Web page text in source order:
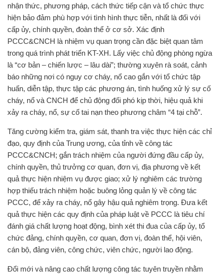
nhận thức, phương pháp, cách thức tiếp cận và tổ chức thực
hiện bảo đảm phù hợp với tình hình thực tiễn, nhất là đối với
cấp ủy, chính quyền, đoàn thể ở cơ sở. Xác định
PCCC&CNCH là nhiệm vụ quan trọng cần đặc biệt quan tâm
trong quá trình phát triển KT-XH. Lấy việc chủ động phòng ngừa
là “cơ bản – chiến lược – lâu dài”; thường xuyên rà soát, cảnh
báo những nơi có nguy cơ cháy, nổ cao gắn với tổ chức tập
huấn, diễn tập, thực tập các phương án, tình huống xử lý sự cố
cháy, nổ và CNCH để chủ động đối phó kịp thời, hiệu quả khi
xảy ra cháy, nổ, sự cố tai nạn theo phương châm “4 tại chỗ”.
Tăng cường kiểm tra, giám sát, thanh tra việc thực hiện các chỉ
đạo, quy định của Trung ương, của tỉnh về công tác
PCCC&CNCH; gắn trách nhiệm của người đứng đầu cấp ủy,
chính quyền, thủ trưởng cơ quan, đơn vị, địa phương về kết
quả thực hiện nhiệm vụ được giao; xử lý nghiêm các trường
hợp thiếu trách nhiệm hoặc buông lỏng quản lý về công tác
PCCC, để xảy ra cháy, nổ gây hậu quả nghiêm trọng. Đưa kết
quả thực hiện các quy định của pháp luật về PCCC là tiêu chí
đánh giá chất lượng hoạt động, bình xét thi đua của cấp ủy, tổ
chức đảng, chính quyền, cơ quan, đơn vị, đoàn thể, hội viên,
cán bộ, đảng viên, công chức, viên chức, người lao động.
Đổi mới và nâng cao chất lượng công tác tuyên truyền nhằm